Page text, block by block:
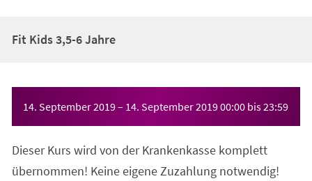
Fit Kids 3,5-6 Jahre
14. September 2019– 14. September 201900:00 bis23:59
Dieser Kurs wird von der Krankenkasse komplett
übernommen! Keine eigene Zuzahlung notwendig!